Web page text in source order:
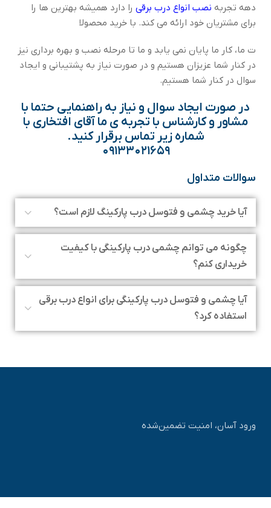
دهه تجربه نصب انواع درب برقی را دارد همیشه بهترین ها را
برای مشتریان خود ارائه می کند. با خرید محصولا
ت ما، کار ما پایان نمی یابد و ما تا مرحله نصب و بهره برداری نیز
در کنار شما عزیزان هستیم و در صورت نیاز به پشتیبانی و ایجاد
سوال در کنار شما هستیم.
در صورت ایجاد سوال و نیاز به راهنمایی حتما با
مشاور و کارشناس با تجربه ی ما آقای افتخاری با
شماره زیر تماس برقرار کنید.
۰۹۱۳۳۰۲۱۶۵۹
سوالات متداول
آیا خرید چشمی و فتوسل درب پارکینگ لازم است؟
چگونه می توانم چشمی درب پارکینگی با کیفیت
خریداری کنم؟
آیا چشمی و فتوسل درب پارکینگی برای انواع درب برقی
استفاده کرد؟
ورود آسان، امنیت تضمین‌شده